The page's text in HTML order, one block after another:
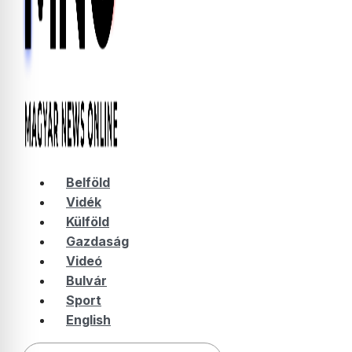
Belföld
Vidék
Külföld
Gazdaság
Videó
Bulvár
Sport
English